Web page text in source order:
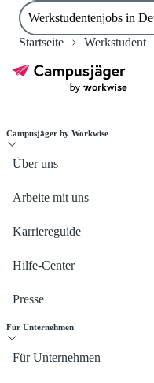
Werkstudentenjobs in
Startseite
Werkstudent
Campusjäger by Workwise
Über uns
Arbeite mit uns
Karriereguide
Hilfe-Center
Presse
Für Unternehmen
Für Unternehmen